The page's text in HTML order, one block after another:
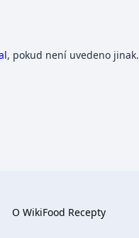
, pokud není uvedeno jinak.
O WikiFood Recepty